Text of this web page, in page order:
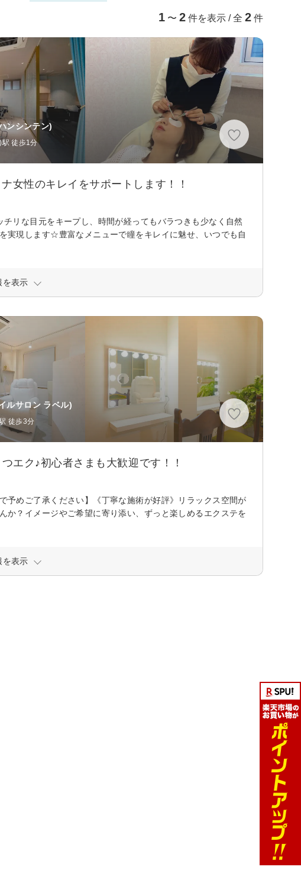
1 〜 2 件を表示 / 全 2 件
ンシンテン)
駅 徒歩1分
女性のキレイをサポートします！！
リな目元をキープし、時間が経ってもバラつきも少なく自然
実現します☆豊富なメニューで瞳をキレイに魅せ、いつでも自
を表示
ルサロン ラベル)
徒歩3分
エク♪初心者さまも大歓迎です！！
予めご了承ください】《丁寧な施術が好評》リラックス空間が
？イメージやご希望に寄り添い、ずっと楽しめるエクステを
を表示